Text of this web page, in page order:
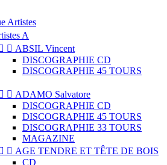
Artistes
A
  ABSIL Vincent
DISCOGRAPHIE CD
DISCOGRAPHIE 45 TOURS
  ADAMO Salvatore
DISCOGRAPHIE CD
DISCOGRAPHIE 45 TOURS
DISCOGRAPHIE 33 TOURS
MAGAZINE
  AGE TENDRE ET TÊTE DE BOIS
CD